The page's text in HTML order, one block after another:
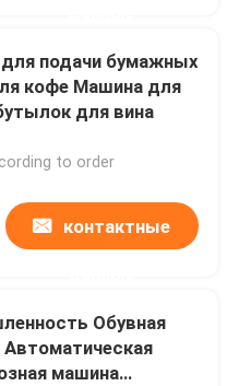
подачи бумажных
кофе Машина для
для вина
to order
контактные
Обувная
Автоматическая
машина